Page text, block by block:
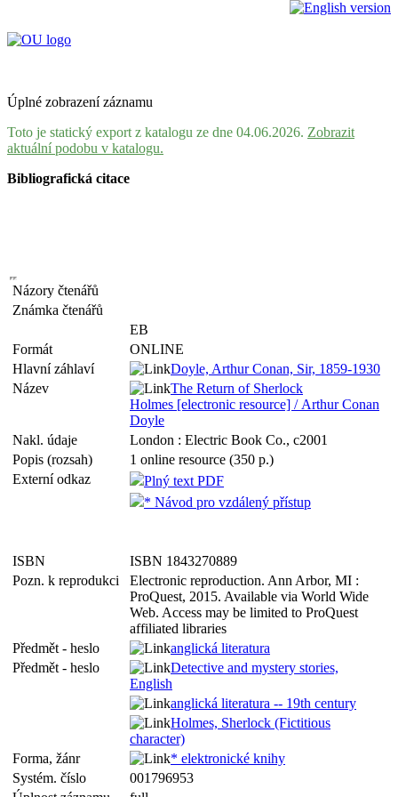
Úplné zobrazení záznamu
Toto je statický export z katalogu ze dne 04.06.2026. Zobrazit
aktuální podobu v katalogu.
Bibliografická citace
Názory čtenářů
Známka čtenářů
EB
Formát
ONLINE
Hlavní záhlaví
Doyle, Arthur Conan, Sir, 1859-1930
Název
The Return of Sherlock
Holmes [electronic resource] / Arthur Conan
Doyle
Nakl. údaje
London : Electric Book Co., c2001
Popis (rozsah)
1 online resource (350 p.)
Externí odkaz
Plný text PDF
* Návod pro vzdálený přístup
ISBN
ISBN 1843270889
Pozn. k reprodukci
Electronic reproduction. Ann Arbor, MI :
ProQuest, 2015. Available via World Wide
Web. Access may be limited to ProQuest
affiliated libraries
Předmět - heslo
anglická literatura
Předmět - heslo
Detective and mystery stories,
English
anglická literatura -- 19th century
Holmes, Sherlock (Fictitious
character)
Forma, žánr
* elektronické knihy
Systém. číslo
001796953